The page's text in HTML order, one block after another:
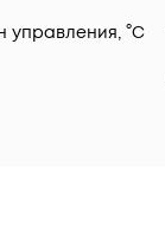
управления, °С